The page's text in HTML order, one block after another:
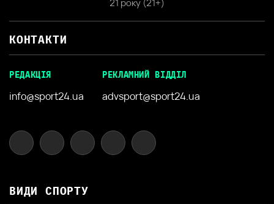
21 року (21+)
КОНТАКТИ
РЕДАКЦІЯ
info@sport24.ua
РЕКЛАМНИЙ ВІДДІЛ
advsport@sport24.ua
ВИДИ СПОРТУ